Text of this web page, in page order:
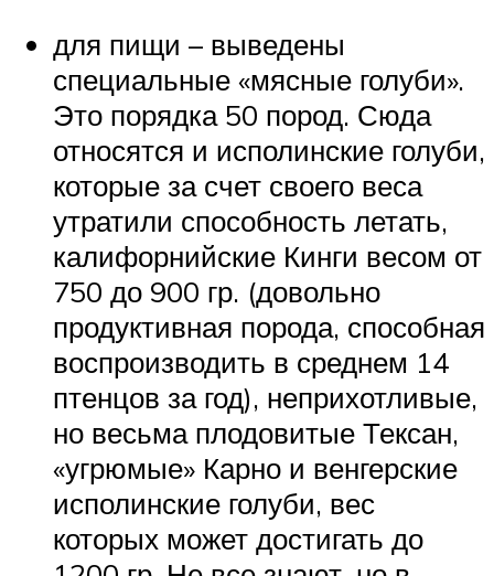
для пищи – выведены
специальные «мясные голуби».
Это порядка 50 пород. Сюда
относятся и исполинские голуби,
которые за счет своего веса
утратили способность летать,
калифорнийские Кинги весом от
750 до 900 гр. (довольно
продуктивная порода, способная
воспроизводить в среднем 14
птенцов за год), неприхотливые,
но весьма плодовитые Тексан,
«угрюмые» Карно и венгерские
исполинские голуби, вес
которых может достигать до